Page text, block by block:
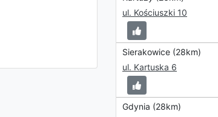
ul. Kościuszki 10
Sierakowice (28km)
ul. Kartuska 6
Gdynia (28km)